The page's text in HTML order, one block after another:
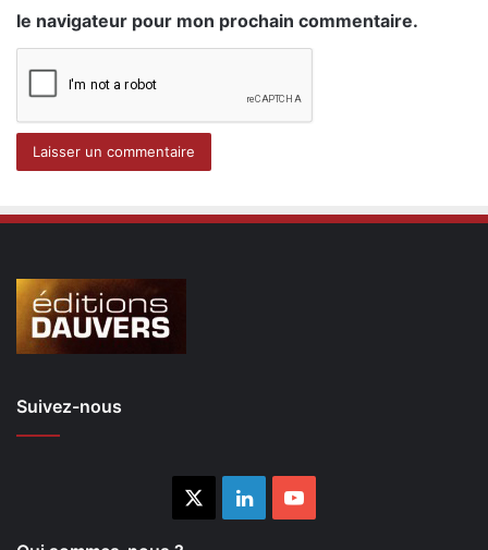
le navigateur pour mon prochain commentaire.
Suivez-nous
LinkedinYouTube